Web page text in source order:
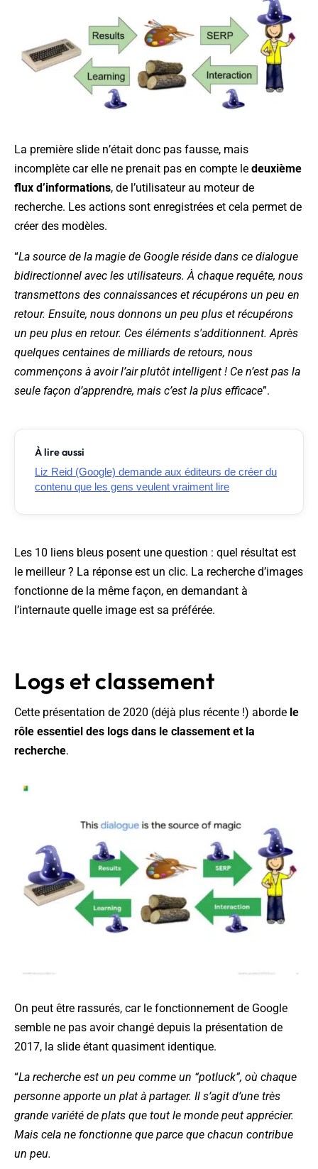
La première slide n’était donc pas fausse, mais
incomplète car elle ne prenait pas en compte le deuxième
flux d’informations, de l’utilisateur au moteur de
recherche. Les actions sont enregistrées et cela permet de
créer des modèles.
“La source de la magie de Google réside dans ce dialogue
bidirectionnel avec les utilisateurs. À chaque requête, nous
transmettons des connaissances et récupérons un peu en
retour. Ensuite, nous donnons un peu plus et récupérons
un peu plus en retour. Ces éléments s'additionnent. Après
quelques centaines de milliards de retours, nous
commençons à avoir l’air plutôt intelligent ! Ce n’est pas la
seule façon d’apprendre, mais c’est la plus efficace”.
À lire aussi
Liz Reid (Google) demande aux éditeurs de créer du
contenu que les gens veulent vraiment lire
Les 10 liens bleus posent une question : quel résultat est
le meilleur ? La réponse est un clic. La recherche d’images
fonctionne de la même façon, en demandant à
l’internaute quelle image est sa préférée.
Logs et classement
Cette présentation de 2020 (déjà plus récente !) aborde le
rôle essentiel des logs dans le classement et la
recherche.
On peut être rassurés, car le fonctionnement de Google
semble ne pas avoir changé depuis la présentation de
2017, la slide étant quasiment identique.
“La recherche est un peu comme un “potluck”, où chaque
personne apporte un plat à partager. Il s’agit d’une très
grande variété de plats que tout le monde peut apprécier.
Mais cela ne fonctionne que parce que chacun contribue
un peu.